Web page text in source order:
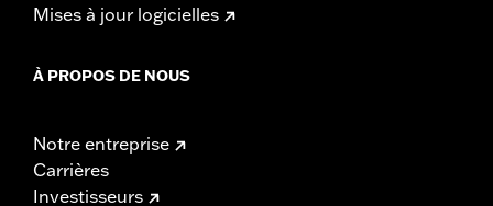
Mises à jour logicielles
À PROPOS DE NOUS
Notre entreprise
Carrières
Investisseurs